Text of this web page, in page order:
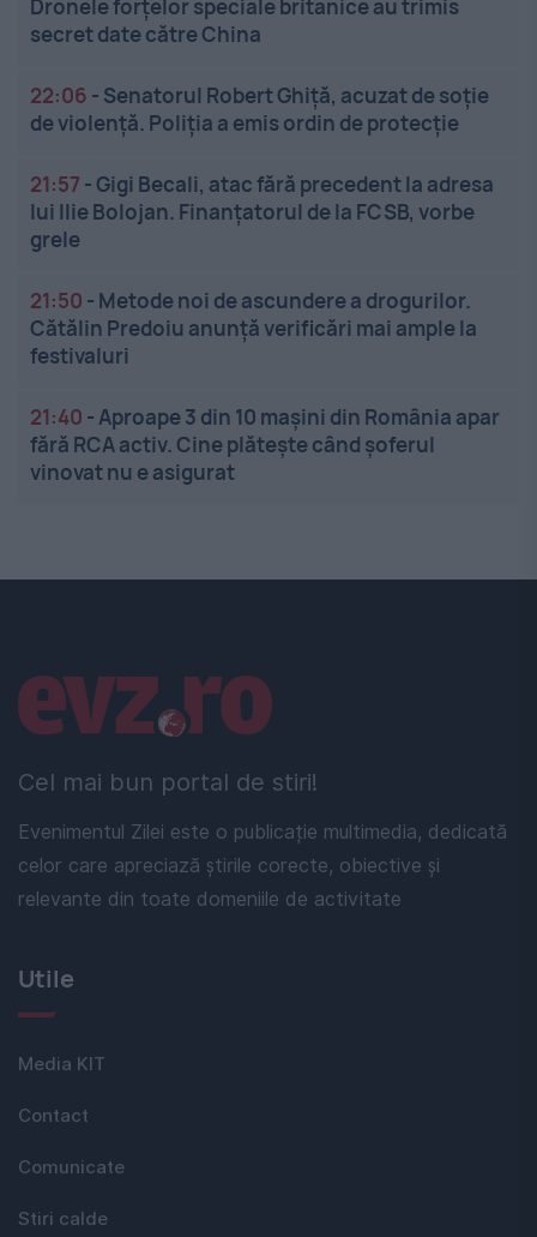
Dronele forțelor speciale britanice au trimis
secret date către China
22:06 - Senatorul Robert Ghiță, acuzat de soție
de violență. Poliția a emis ordin de protecție
21:57 -Gigi Becali, atac fără precedent la adresa
lui Ilie Bolojan. Finanțatorul de la FCSB, vorbe
grele
21:50 - Metode noi de ascundere a drogurilor.
Cătălin Predoiu anunță verificări mai ample la
festivaluri
21:40 -Aproape 3 din 10 mașini din România apar
fără RCA activ. Cine plătește când șoferul
vinovat nu e asigurat
Cel mai bun portal de stiri!
Evenimentul Zilei este o publicație multimedia, dedicată
celor care apreciază știrile corecte, obiective și
relevante din toate domeniile de activitate
Linkuri utile
Utile
Media KIT
Contact
Comunicate
Stiri calde